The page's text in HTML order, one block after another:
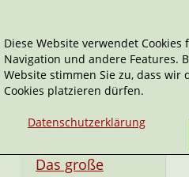
Georg Schumacher
Das große
Diese Website verwendet
Navigation und andere Features.
Website stimmen Sie zu, dass wir
Cookies platzieren dürfen.
Datenschutzerklärung